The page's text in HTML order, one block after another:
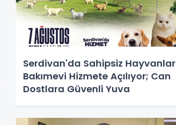
Serdivan'da Sahipsiz Hayvanlar
Bakımevi Hizmete Açılıyor; Can
Dostlara Güvenli Yuva